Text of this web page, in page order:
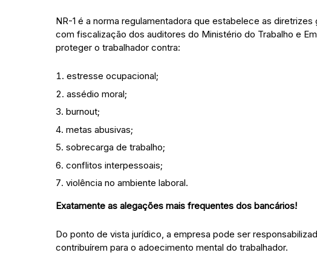
NR-1 é a norma regulamentadora que estabelece as
com fiscalização dos auditores do Ministério do Trabalho e
proteger o trabalhador contra:
estresse ocupacional;
assédio moral;
burnout;
metas abusivas;
sobrecarga de trabalho;
conflitos interpessoais;
violência no ambiente laboral.
Exatamente as alegações mais frequentes dos bancários!
Do ponto de vista jurídico, a empresa pode ser
contribuírem para o adoecimento mental do trabalhador.